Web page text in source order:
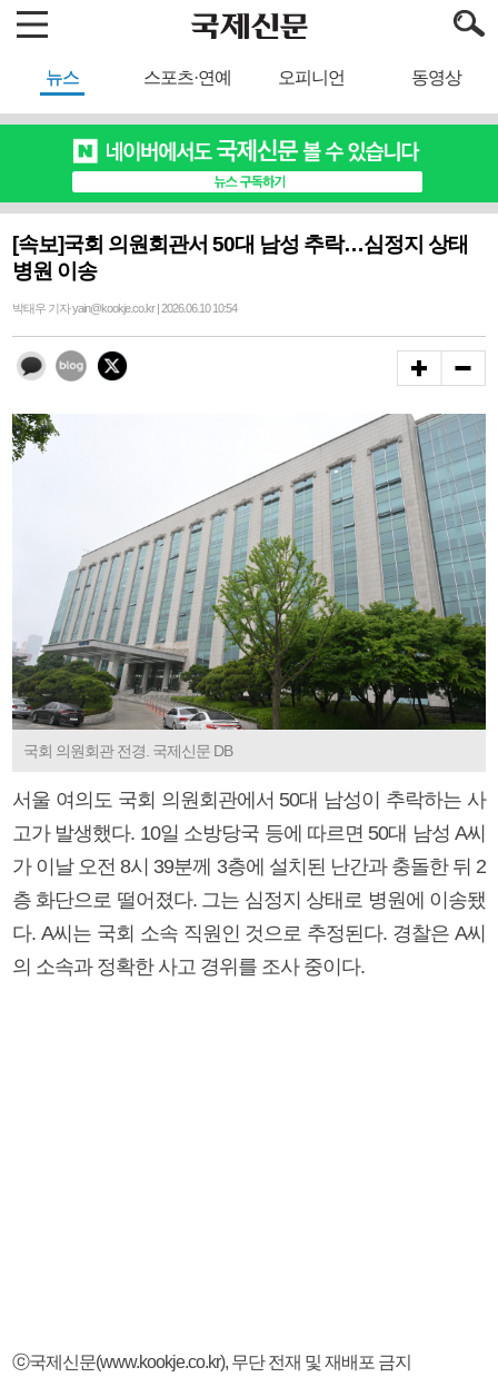
뉴스 스포츠·연예 오피니언 동영상
[속보]국회 의원회관서 50대 남성 추락…심정지 상태
병원 이송
박태우 기자 yain@kookje.co.kr | 2026.06.10 10:54
국회 의원회관 전경. 국제신문 DB
서울 여의도 국회 의원회관에서 50대 남성이 추락하는 사
고가 발생했다. 10일 소방당국 등에 따르면 50대 남성 A씨
가 이날 오전 8시 39분께 3층에 설치된 난간과 충돌한 뒤 2
층 화단으로 떨어졌다. 그는 심정지 상태로 병원에 이송됐
다. A씨는 국회 소속 직원인 것으로 추정된다. 경찰은 A씨
의 소속과 정확한 사고 경위를 조사 중이다.
ⓒ국제신문(www.kookje.co.kr), 무단 전재 및 재배포 금지